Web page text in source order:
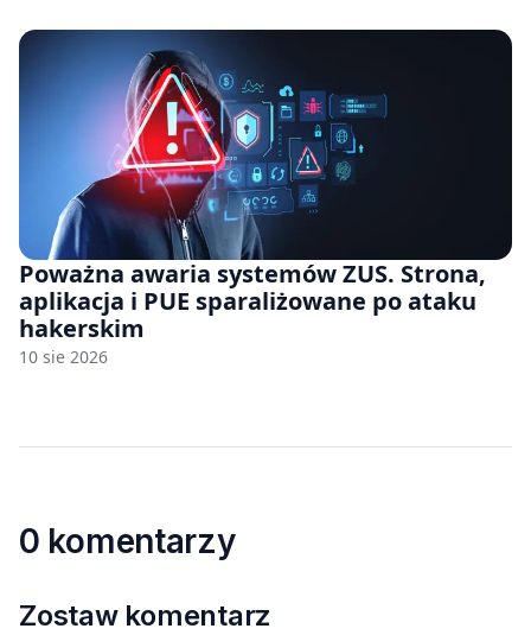
Poważna awaria systemów ZUS. Strona,
aplikacja i PUE sparaliżowane po ataku
hakerskim
10 sie 2026
0 komentarzy
Zostaw komentarz